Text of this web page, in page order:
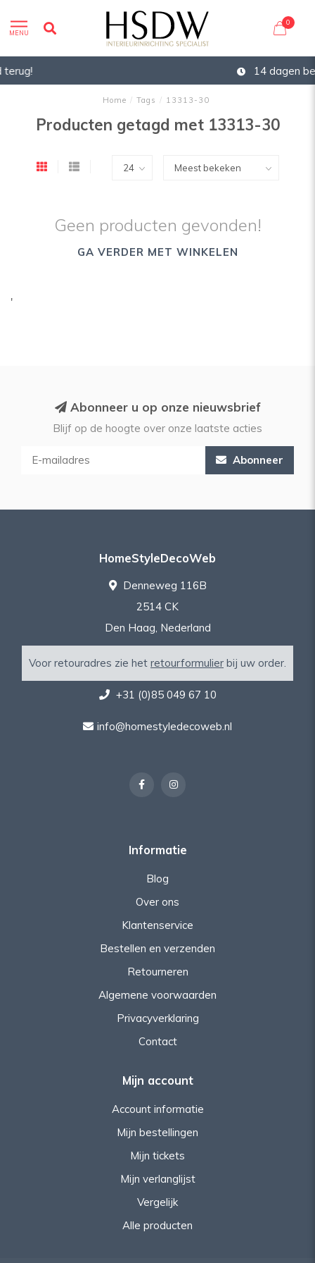
MENU
0
Home / Tags / 13313-30
Producten getagd met 13313-30
Geen producten gevonden!
GA VERDER MET WINKELEN
'
Abonneer u op onze nieuwsbrief
Blijf op de hoogte over onze laatste acties
Abonneer
HomeStyleDecoWeb
Denneweg 116B
2514 CK
Den Haag, Nederland
Voor retouradres zie het retourformulier bij uw order.
+31 (0)85 049 67 10
info@homestyledecoweb.nl
Informatie
Blog
Over ons
Klantenservice
Bestellen en verzenden
Retourneren
Algemene voorwaarden
Privacyverklaring
Contact
Mijn account
Account informatie
Mijn bestellingen
Mijn tickets
Mijn verlanglijst
Vergelijk
Alle producten